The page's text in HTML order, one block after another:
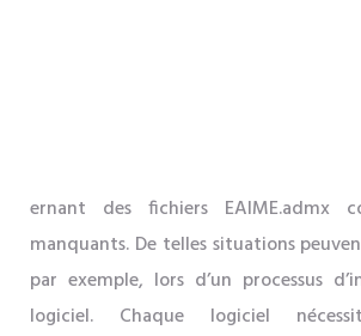
ernant des fichiers EAIME.admx
manquants. De telles situations
par exemple, lors d’un processus
logiciel. Chaque logiciel